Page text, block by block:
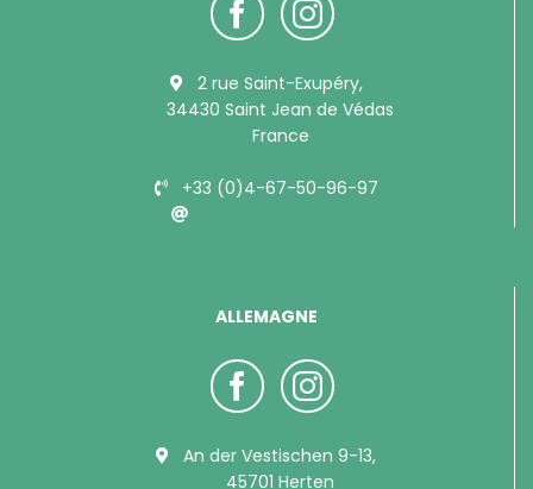
2 rue Saint-Exupéry,
34430 Saint Jean de Védas
France
+33 (0)4-67-50-96-97
ALLEMAGNE
An der Vestischen 9-13,
45701 Herten